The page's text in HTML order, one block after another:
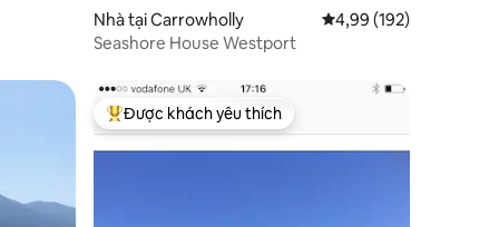
Nhà tại Carrowholly Xếp hạng trung bình
4,99 (192)
Seashore House Westport
Được khách yêu thích nhất
Được khách yêu thích